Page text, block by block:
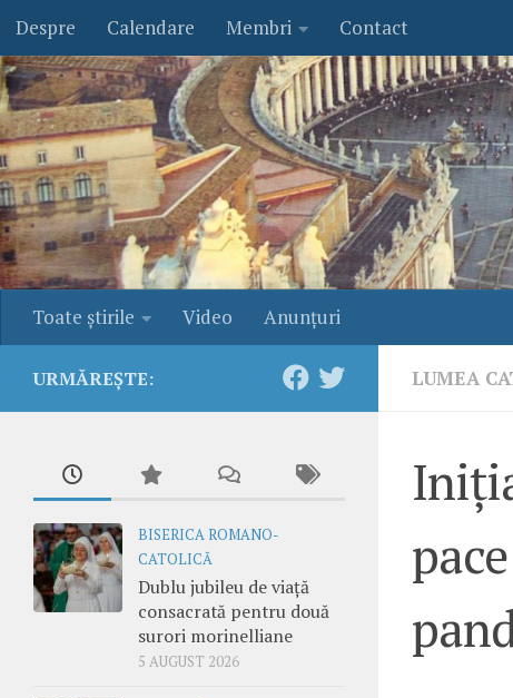
Skip to content
Despre Calendare Membri Contact
Toate ştirile Video Anunţuri
LUMEA
URMĂREȘTE:
BISERICA ROMANO-
CATOLICĂ
Dublu jubileu de viață
consacrată pentru două
surori morinelliane
5 AUGUST 2026